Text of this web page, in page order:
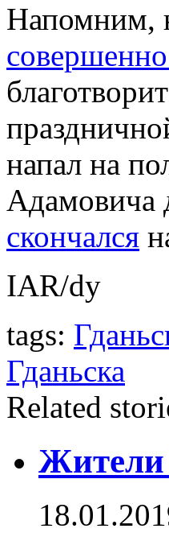
Напомним,
напал на
Адамовича
скончался
IAR/dy
tags:
Гданьска
Related
Жители